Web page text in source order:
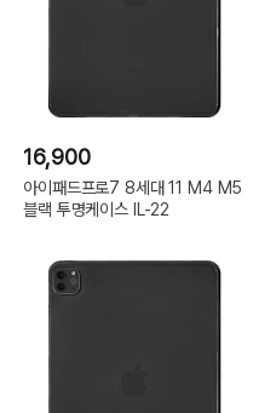
16,900
아이패드프로7 8세대 11 M4 M5
블랙 투명케이스 IL-22